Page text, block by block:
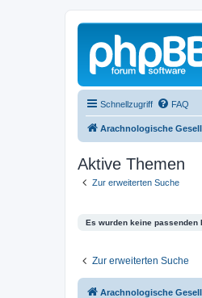
Schnellzugriff FAQ
Arachnologische
Aktive Themen
Zur erweiterten Suche
Es wurden keine passenden
Zur erweiterten Suche
Arachnologische